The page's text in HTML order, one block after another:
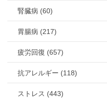
腎臓病 (60)
胃腸病 (217)
疲労回復 (657)
抗アレルギー (118)
ストレス (443)